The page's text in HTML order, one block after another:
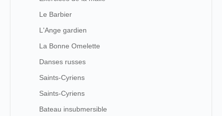
Le Barbier
L'Ange gardien
La Bonne Omelette
Danses russes
Saints-Cyriens
Saints-Cyriens
Bateau insubmersible